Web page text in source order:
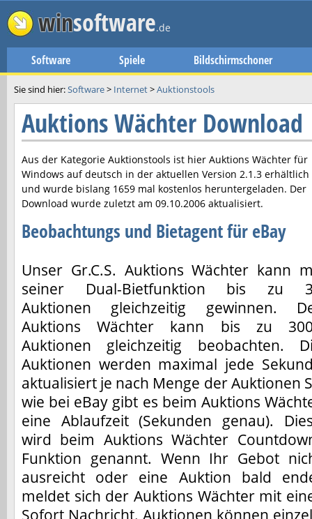
winsoftware.de
Software Spiele Bildschirmschoner
Sie sind hier:Software> Internet>Auktionstools
Auktions Wächter Download
Aus der Kategorie Auktionstools ist hier Auktions Wächter für
Windows auf deutsch in der aktuellen Version 2.1.3 erhältlich
und wurde bislang 1659 mal kostenlos heruntergeladen. Der
Download wurde zuletzt am 09.10.2006 aktualisiert.
Beobachtungs und Bietagent für eBay
Unser Gr.C.S. Auktions Wächter kann
seiner Dual-Bietfunktion bis zu
Auktionen gleichzeitig gewinnen.
Auktions Wächter kann bis zu
Auktionen gleichzeitig beobachten.
Auktionen werden maximal jede
aktualisiert je nach Menge der Auktionen
wie bei eBay gibt es beim Auktions
eine Ablaufzeit (Sekunden genau).
wird beim Auktions Wächter
Funktion genannt. Wenn Ihr Gebot
ausreicht oder eine Auktion bald
meldet sich der Auktions Wächter mit
Sofort Nachricht. Auktionen können